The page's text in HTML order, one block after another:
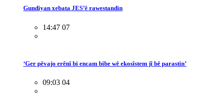
Gundiyan xebata JES’ê rawestandin
14:47 07
‘Ger pêvajo erênî bi encam bibe wê ekosîstem jî bê parastin’
09:03 04